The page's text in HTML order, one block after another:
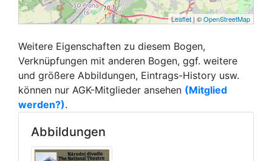
Leaflet| ©OpenStreetMap
Weitere Eigenschaften zu diesem Bogen,
Verknüpfungen mit anderen Bogen, ggf. weitere
und größere Abbildungen, Eintrags-History usw.
können nur AGK-Mitglieder ansehen (Mitglied
werden?).
Abbildungen